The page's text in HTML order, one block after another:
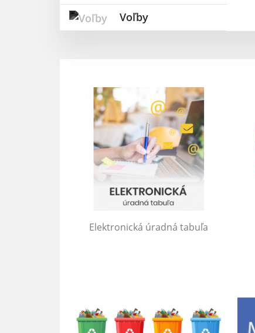
Voľby
Elektronická úradná tabuľa